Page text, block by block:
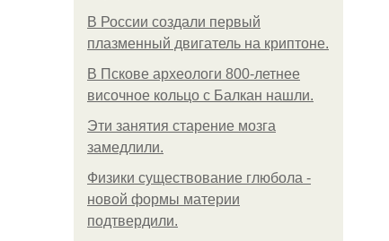
В России создали первый
плазменный двигатель на криптоне.
В Пскове археологи 800-летнее
височное кольцо с Балкан нашли.
Эти занятия старение мозга
замедлили.
Физики существование глюбола -
новой формы материи
подтвердили.